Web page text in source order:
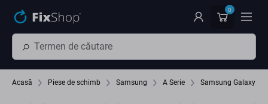
0
Acasă Piese de schimb Samsung A Serie Samsung Galaxy